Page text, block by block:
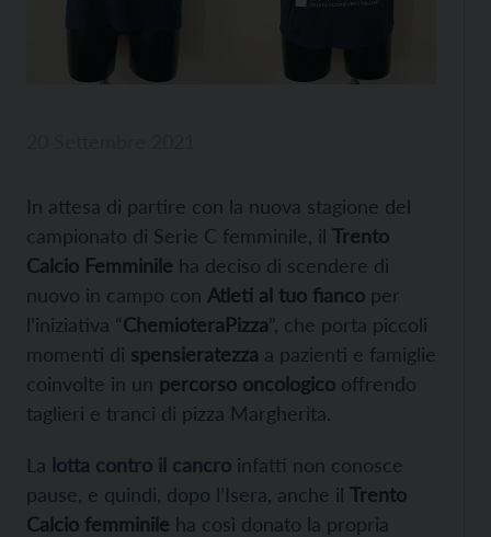
In attesa di partire con la nuova stagione del
campionato di Serie C femminile, il Trento
Calcio Femminile ha deciso di scendere di
nuovo in campo con Atleti al tuo fianco per
l’iniziativa “ChemioteraPizza”, che porta piccoli
momenti di spensieratezza a pazienti e famiglie
coinvolte in un percorso oncologico offrendo
taglieri e tranci di pizza Margherita.
La lotta contro il cancro infatti non conosce
pause, e quindi, dopo l’Isera , anche il Trento
Calcio femminile ha così donato la propria